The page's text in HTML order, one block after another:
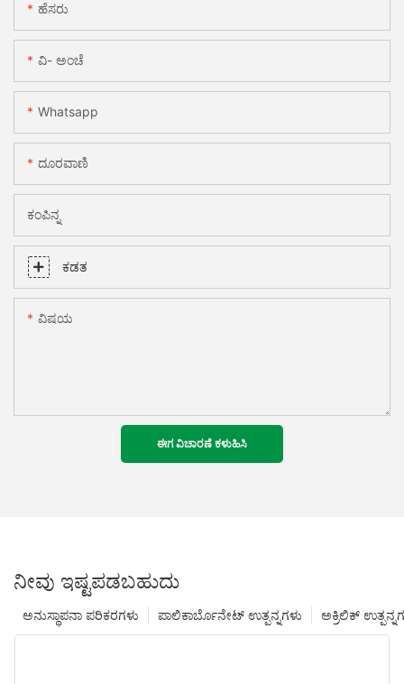
ಹೆಸರು
ವಿ- ಅಂಚೆ
Whatsapp
ದೂರವಾಣಿ
ಕಂಪಿನ್ನ
ಕಡತ
ವಿಷಯ
ಈಗ ವಿಚಾರಣೆ ಕಳುಹಿಸಿ
ನೀವು ಇಷ್ಟಪಡಬಹುದು
ಅಕ್ರಿಲಿಕ್
ಪಾಲಿಕಾರ್ಬೊನೇಟ್ ಉತ್ಪನ್ನಗಳು
ಅನುಸ್ಥಾಪನಾ ಪರಿಕರಗಳು